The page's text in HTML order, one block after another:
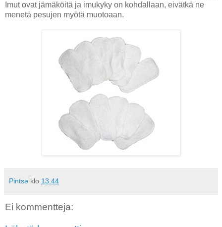
Imut ovat jämäköitä ja imukyky on kohdallaan, eivätkä ne
menetä pesujen myötä muotoaan.
Pintse klo 13.44
Ei kommentteja: